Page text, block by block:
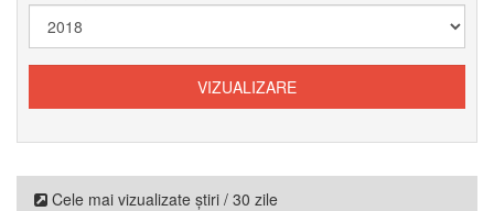
Cele mai vizualizate știri / 30 zile